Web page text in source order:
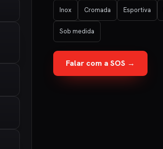
Inox Cromada Esportiva
Sob medida
Falar com a SOS →